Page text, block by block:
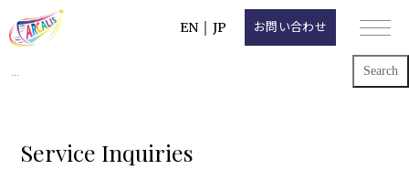
EN JP お問い合わせ
for:
Service Inquiries